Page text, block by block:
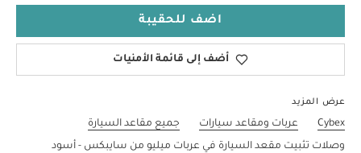
اضف للحقيبة
أضف إلى قائمة الأمنيات
عرض المزيد
Cybex عربات ومقاعد سيارات
جميع مقاعد السيارة
وصلات تثبيت مقعد السيارة في عربات ميليو من سايبكس - أسود